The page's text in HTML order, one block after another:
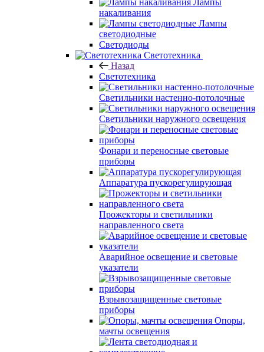
Лампы
накаливания
Лампы
светодиодные
Светодиоды
Светотехника
Назад
Светотехника
Светильники настенно-потолочные
Светильники наружного освещения
Фонари и переносные световые
приборы
Аппаратура пускорегулирующая
Прожекторы и светильники
направленного света
Аварийное освещение и световые
указатели
Взрывозащищенные световые
приборы
Опоры,
мачты освещения